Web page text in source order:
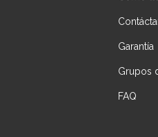
Garantía
Grupos
FAQ